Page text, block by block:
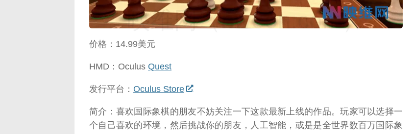
价格：14.99美元
HMD：Oculus Quest
发行平台： Oculus Store
简介：喜欢国际象棋的朋友不妨关注一下这款最新上线的作品。玩家可以选择一
个自己喜欢的环境，然后挑战你的朋友，人工智能，或是是全世界数百万国际象
映维网（nweon.com）